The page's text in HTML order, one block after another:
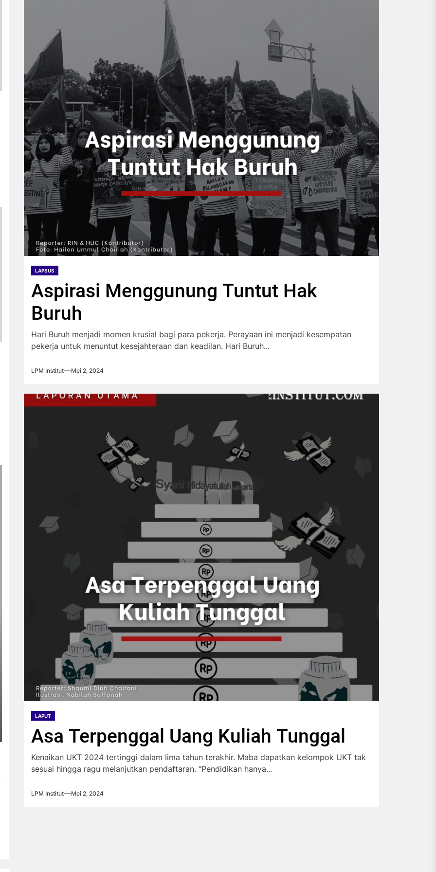
LAPSUS
Aspirasi Menggunung Tuntut Hak
Buruh
Hari Buruh menjadi momen krusial bagi para pekerja. Perayaan ini menjadi kesempatan
pekerja untuk menuntut kesejahteraan dan keadilan. Hari Buruh...
LPM Institut Mei 2, 2024
LAPUT
Asa Terpenggal Uang Kuliah Tunggal
Kenaikan UKT 2024 tertinggi dalam lima tahun terakhir. Maba dapatkan kelompok UKT tak
sesuai hingga ragu melanjutkan pendaftaran. “Pendidikan hanya...
LPM Institut Mei 2, 2024